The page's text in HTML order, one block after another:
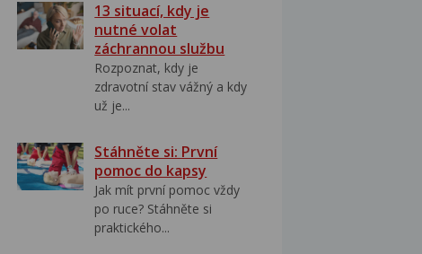
13 situací, kdy je
nutné volat
záchrannou službu
Rozpoznat, kdy je
zdravotní stav vážný a kdy
už je...
Stáhněte si: První
pomoc do kapsy
Jak mít první pomoc vždy
po ruce? Stáhněte si
praktického...